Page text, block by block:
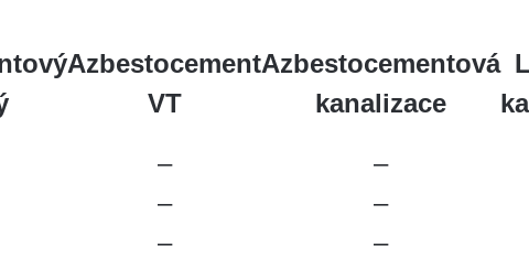
Azbestocement
VT
Azbestocementová
kanalizace
–
–
–
–
–
–